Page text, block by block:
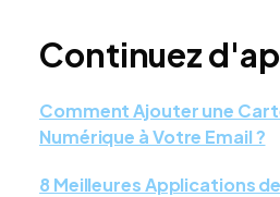
Continuez
Comment Ajouter une
Numérique à Votre Email ?
8 Meilleures Applications